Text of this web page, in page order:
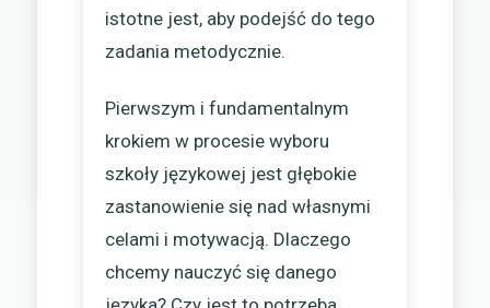
istotne jest, aby podejść do tego
zadania metodycznie.
Pierwszym i fundamentalnym
krokiem w procesie wyboru
szkoły językowej jest głębokie
zastanowienie się nad własnymi
celami i motywacją. Dlaczego
chcemy nauczyć się danego